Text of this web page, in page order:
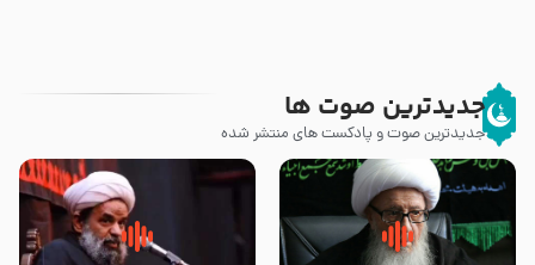
جدیدترین صوت ها
جدیدترین صوت و پادکست های منتشر شده